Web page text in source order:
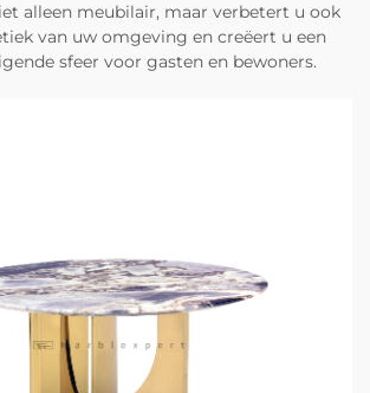
alleen meubilair, maar verbetert u ook
van uw omgeving en creëert u een
sfeer voor gasten en bewoners.